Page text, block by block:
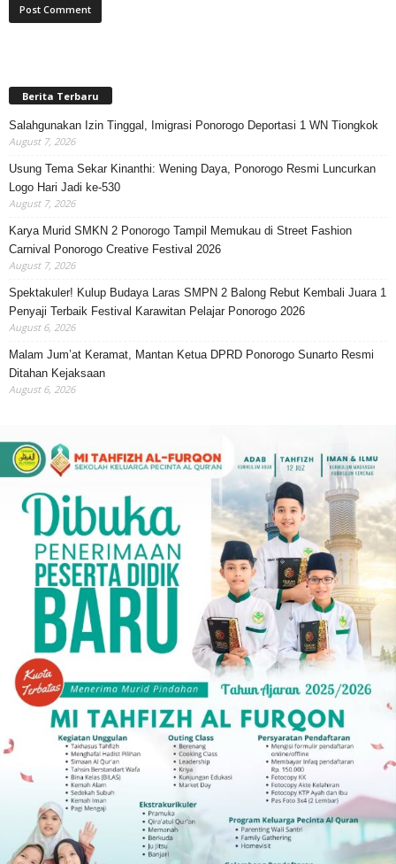
Berita Terbaru
Salahgunakan Izin Tinggal, Imigrasi Ponorogo Deportasi 1 WN Tiongkok
August 7, 2026
Usung Tema Sekar Kinanthi: Wening Daya, Ponorogo Resmi Luncurkan
Logo Hari Jadi ke-530
August 7, 2026
Karya Murid SMKN 2 Ponorogo Tampil Memukau di Street Fashion
Carnival Ponorogo Creative Festival 2026
August 7, 2026
Spektakuler! Kulup Budaya Laras SMPN 2 Balong Rebut Kembali Juara 1
Penyaji Terbaik Festival Karawitan Pelajar Ponorogo 2026
August 6, 2026
Malam Jum’at Keramat, Mantan Ketua DPRD Ponorogo Sunarto Resmi
Ditahan Kejaksaan
August 6, 2026